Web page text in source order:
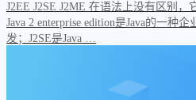
J2EE J2SE J2ME 在语法上没有区别，
Java 2 enterprise edition是Java的一种
发；J2SE是Java …